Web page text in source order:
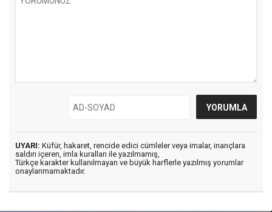
UYARI: Küfür, hakaret, rencide edici cümleler veya imalar, inançlara
saldırı içeren, imla kuralları ile yazılmamış,
Türkçe karakter kullanılmayan ve büyük harflerle yazılmış yorumlar
onaylanmamaktadır.